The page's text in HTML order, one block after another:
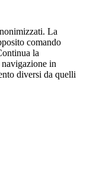
La
comando
la
in
diversi da quelli